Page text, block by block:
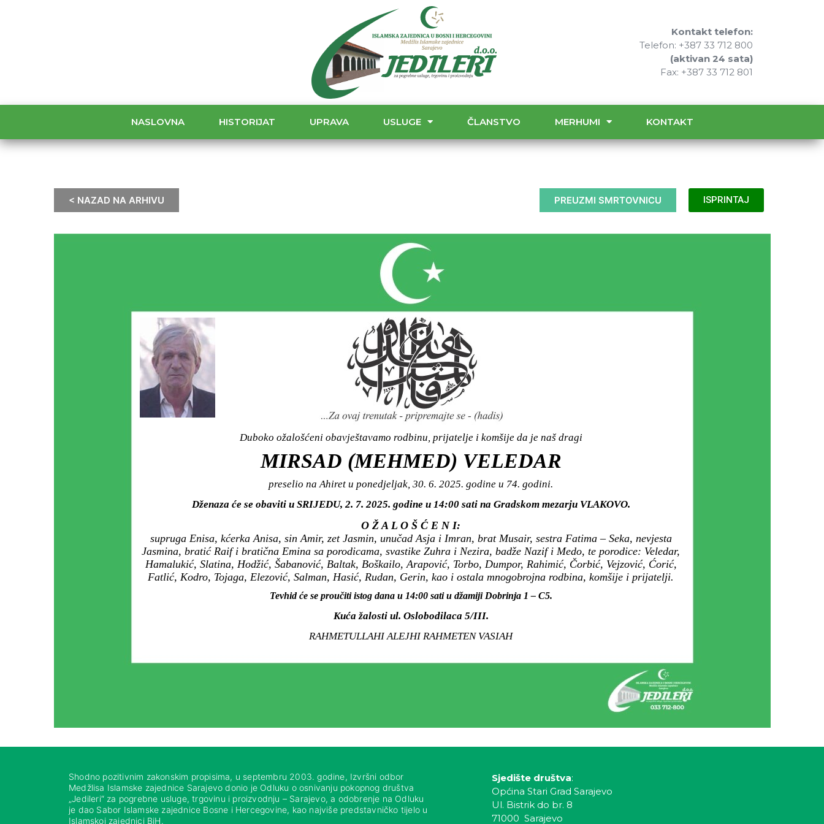
Kontakt telefon:
Telefon: +387 33 712 800
(aktivan 24 sata)
Fax: +387 33 712 801
NASLOVNA HISTORIJAT UPRAVA USLUGE ČLANSTVO MERHUMI KONTAKT
< NAZAD NA ARHIVU PREUZMI SMRTOVNICU ISPRINTAJ
Duboko ožalošćeni obavještavamo rodbinu, prijatelje i komšije da je naš dragi
MIRSAD (MEHMED) VELEDAR
preselio na Ahiret u ponedjeljak, 30. 6. 2025. godine u 74. godini.
Dženaza će se obaviti u SRIJEDU, 2. 7. 2025. godine u 14:00 sati na Gradskom mezarju VLAKOVO.
O Ž A L O Š Ć E N I:
supruga Enisa, kćerka Anisa, sin Amir, zet Jasmin, unučad Asja i Imran, brat Musair, sestra Fatima – Seka, nevjesta
Jasmina, bratić Raif i bratična Emina sa porodicama, svastike Zuhra i Nezira, badže Nazif i Medo, te porodice: Veledar,
Hamalukić, Slatina, Hodžić, Šabanović, Baltak, Boškailo, Arapović, Torbo, Dumpor, Rahimić, Čorbić, Vejzović, Ćorić,
Fatlić, Kodro, Tojaga, Elezović, Salman, Hasić, Rudan, Gerin, kao i ostala mnogobrojna rodbina, komšije i prijatelji.
Tevhid će se proučiti istog dana u 14:00 sati u džamiji Dobrinja 1 – C5.
Kuća žalosti ul. Oslobodilaca 5/III.
RAHMETULLAHI ALEJHI RAHMETEN VASIAH
Shodno pozitivnim zakonskim propisima, u septembru 2003. godine, Izvršni odbor
Medžlisa Islamske zajednice Sarajevo donio je Odluku o osnivanju pokopnog društva
„Jedileri“ za pogrebne usluge, trgovinu i proizvodnju – Sarajevo, a odobrenje na Odluku
je dao Sabor Islamske zajednice Bosne i Hercegovine, kao najviše predstavničko tijelo u
Islamskoj zajednici BiH.
Sjedište društva:
Općina Stari Grad Sarajevo
Ul. Bistrik do br. 8
71000 Sarajevo